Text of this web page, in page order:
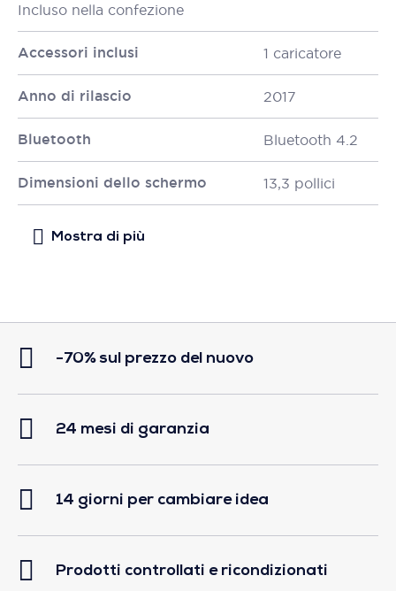
Incluso nella confezione
Accessori inclusi 1 caricatore
Anno di rilascio 2017
Bluetooth Bluetooth 4.2
Dimensioni dello schermo 13,3 pollici
-70% sul prezzo del nuovo
24 mesi di garanzia
14 giorni per cambiare idea
Prodotti controllati e ricondizionati